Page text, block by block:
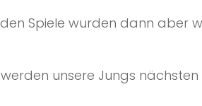
Spiele wurden dann aber
unsere Jungs nächsten